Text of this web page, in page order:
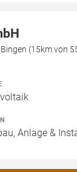
(15km von
Anlage &